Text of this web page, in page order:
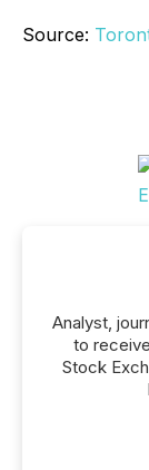
Source:
Analyst,
to
Stock